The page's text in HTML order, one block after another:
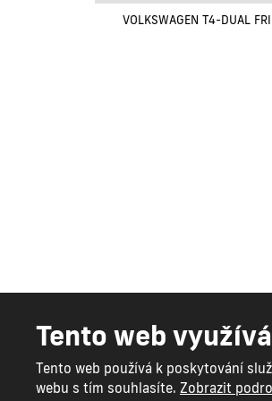
VOLKSWAGEN T4-DUAL
© 2026 Renovak Kostelec nad
eBRÁNA s.r.o.
Mapa stránek |Podmínky použití
Tento web
Tento web používá k poskytování
webu s tím souhlasíte. Zobrazit